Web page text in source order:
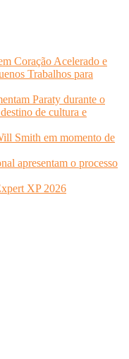
Coração Acelerado e
Trabalhos para
Paraty durante o
de cultura e
Smith em momento de
apresentam o processo
XP 2026